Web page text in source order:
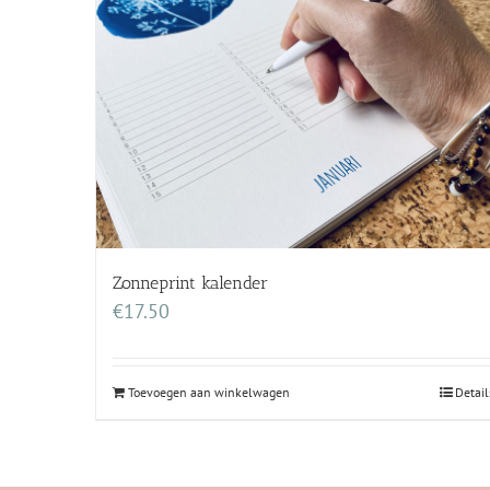
Zonneprint kalender
€17.50
Toevoegen aan winkelwagen